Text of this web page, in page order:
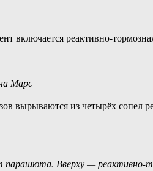
включается реактивно-
Марс
из четырёх сопел
Вверху — реактивно-